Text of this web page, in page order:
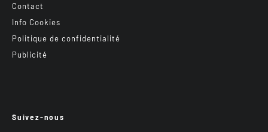
Contact
Info Cookies
Politique de confidentialité
Publicité
Suivez-nous